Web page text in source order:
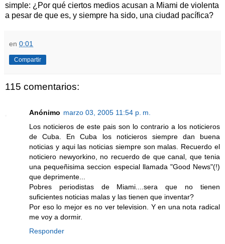
simple: ¿Por qué ciertos medios acusan a Miami de violenta
a pesar de que es, y siempre ha sido, una ciudad pacífica?
en 0:01
Compartir
115 comentarios:
Anónimo marzo 03, 2005 11:54 p. m.
Los noticieros de este pais son lo contrario a los noticieros
de Cuba. En Cuba los noticieros siempre dan buena
noticias y aqui las noticias siempre son malas. Recuerdo el
noticiero newyorkino, no recuerdo de que canal, que tenia
una pequeñisima seccion especial llamada "Good News"(!)
que deprimente...
Pobres periodistas de Miami....sera que no tienen
suficientes noticias malas y las tienen que inventar?
Por eso lo mejor es no ver television. Y en una nota radical
me voy a dormir.
Responder